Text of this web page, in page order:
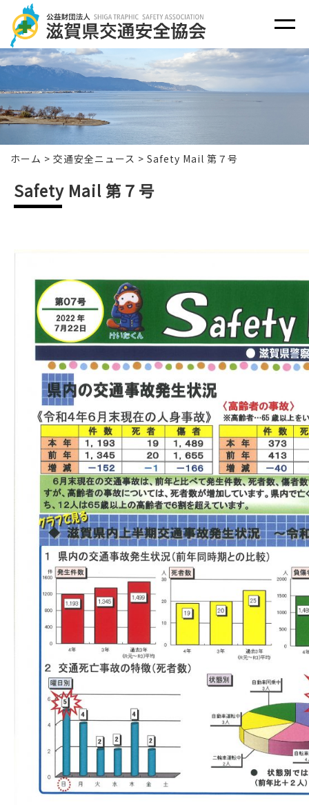
ホーム > 交通安全ニュース > Safety Mail 第７号
Safety Mail 第７号